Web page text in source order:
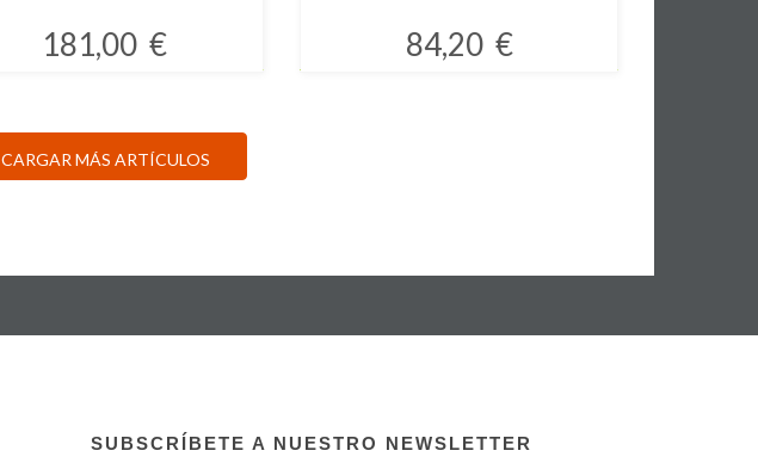
181,00 € 84,20 €
CARGAR MÁS ARTÍCULOS
SUBSCRÍBETE A NUESTRO NEWSLETTER